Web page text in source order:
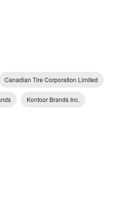
Canadian Tire Corporation Limited
Kontoor Brands Inc.